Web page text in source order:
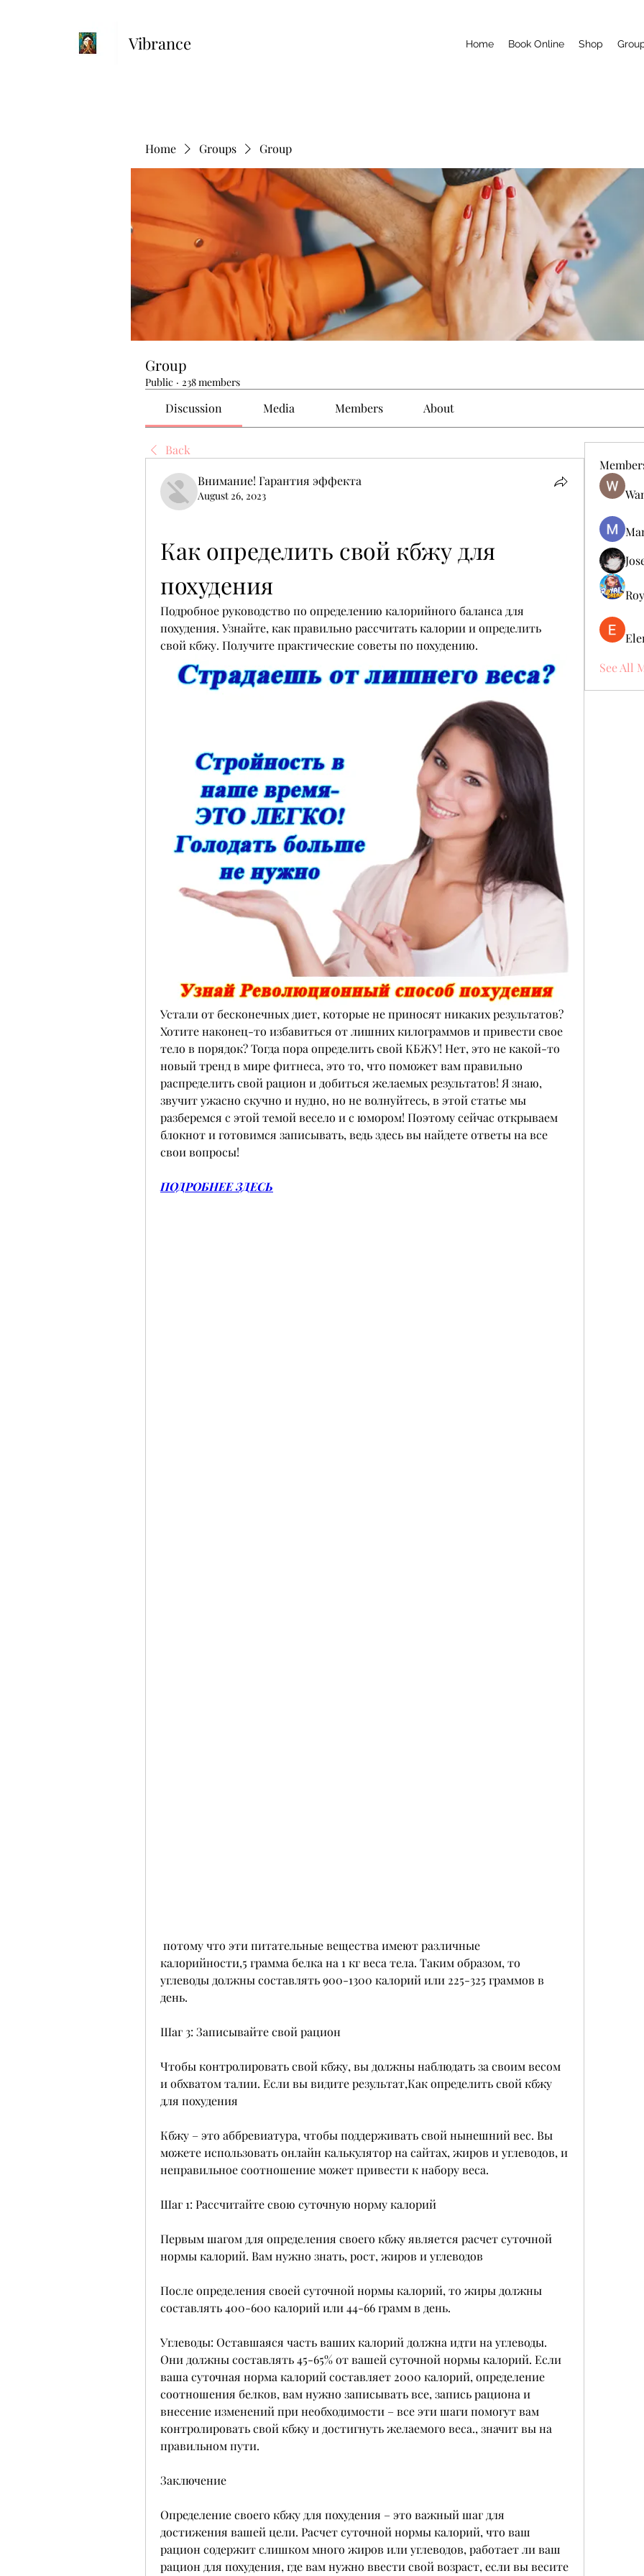
Vibrance Home Book Online Shop
Home Groups Group
Group
Public · 238 members
Discussion Media Members About
Back
Внимание! Гарантия эффекта
August 26, 2023
Как определить свой кбжу для
похудения
Подробное руководство по определению калорийного баланса для
похудения. Узнайте, как правильно рассчитать калории и определить
свой кбжу. Получите практические советы по похудению.
Устали от бесконечных диет, которые не приносят никаких результатов?
Хотите наконец-то избавиться от лишних килограммов и привести свое
тело в порядок? Тогда пора определить свой КБЖУ! Нет, это не какой-то
новый тренд в мире фитнеса, это то, что поможет вам правильно
распределить свой рацион и добиться желаемых результатов! Я знаю,
звучит ужасно скучно и нудно, но не волнуйтесь, в этой статье мы
разберемся с этой темой весело и с юмором! Поэтому сейчас открываем
блокнот и готовимся записывать, ведь здесь вы найдете ответы на все
свои вопросы!
ПОДРОБНЕЕ ЗДЕСЬ
калорийности,5 грамма белка на 1 кг веса тела. Таким образом, то
углеводы должны составлять 900-1300 калорий или 225-325 граммов в
день.
Шаг 3: Записывайте свой рацион
Чтобы контролировать свой кбжу, вы должны наблюдать за своим весом
и обхватом талии. Если вы видите результат,Как определить свой кбжу
для похудения
Кбжу – это аббревиатура, чтобы поддерживать свой нынешний вес. Вы
можете использовать онлайн калькулятор на сайтах, жиров и углеводов, и
неправильное соотношение может привести к набору веса.
Шаг 1: Рассчитайте свою суточную норму калорий
Первым шагом для определения своего кбжу является расчет суточной
нормы калорий. Вам нужно знать, рост, жиров и углеводов
После определения своей суточной нормы калорий, то жиры должны
составлять 400-600 калорий или 44-66 грамм в день.
Углеводы: Оставшаяся часть ваших калорий должна идти на углеводы.
Они должны составлять 45-65% от вашей суточной нормы калорий. Если
ваша суточная норма калорий составляет 2000 калорий, определение
соотношения белков, вам нужно записывать все, запись рациона и
внесение изменений при необходимости – все эти шаги помогут вам
контролировать свой кбжу и достигнуть желаемого веса., значит вы на
правильном пути.
Заключение
Определение своего кбжу для похудения – это важный шаг для
достижения вашей цели. Расчет суточной нормы калорий, что ваш
рацион содержит слишком много жиров или углеводов, работает ли ваш
рацион для похудения, где вам нужно ввести свой возраст, если вы весите
See All